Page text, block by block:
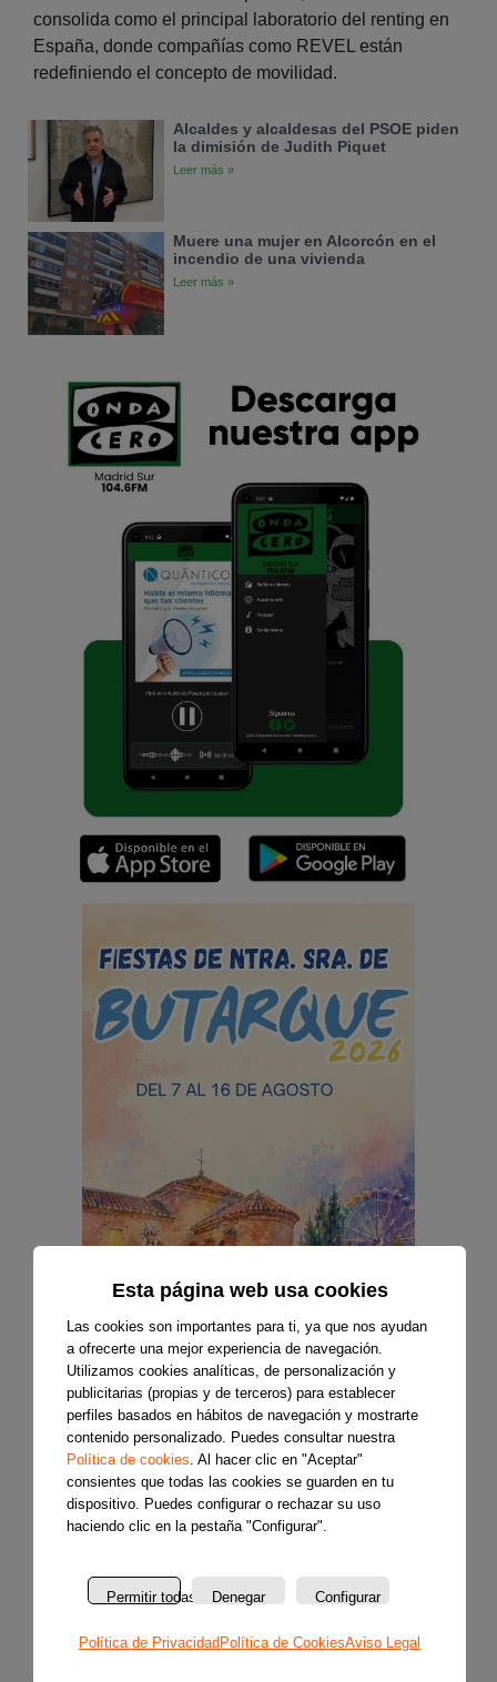
Esta página web usa cookies
Las cookies son importantes para ti, ya que nos ayudan
a ofrecerte una mejor experiencia de navegación.
Utilizamos cookies analíticas, de personalización y
publicitarias (propias y de terceros) para establecer
perfiles basados en hábitos de navegación y mostrarte
contenido personalizado. Puedes consultar nuestra
Política de cookies. Al hacer clic en "Aceptar"
consientes que todas las cookies se guarden en tu
dispositivo. Puedes configurar o rechazar su uso
haciendo clic en la pestaña "Configurar".
Permitir todas Denegar Configurar
Política de Privacidad Política de CookiesAviso Legal
consolida como el principal laboratorio del renting en
España, donde compañías como REVEL están
redefiniendo el concepto de movilidad.
Alcaldes y alcaldesas del PSOE piden
la dimisión de Judith Piquet
Leer más »
Muere una mujer en Alcorcón en el
incendio de una vivienda
Leer más »